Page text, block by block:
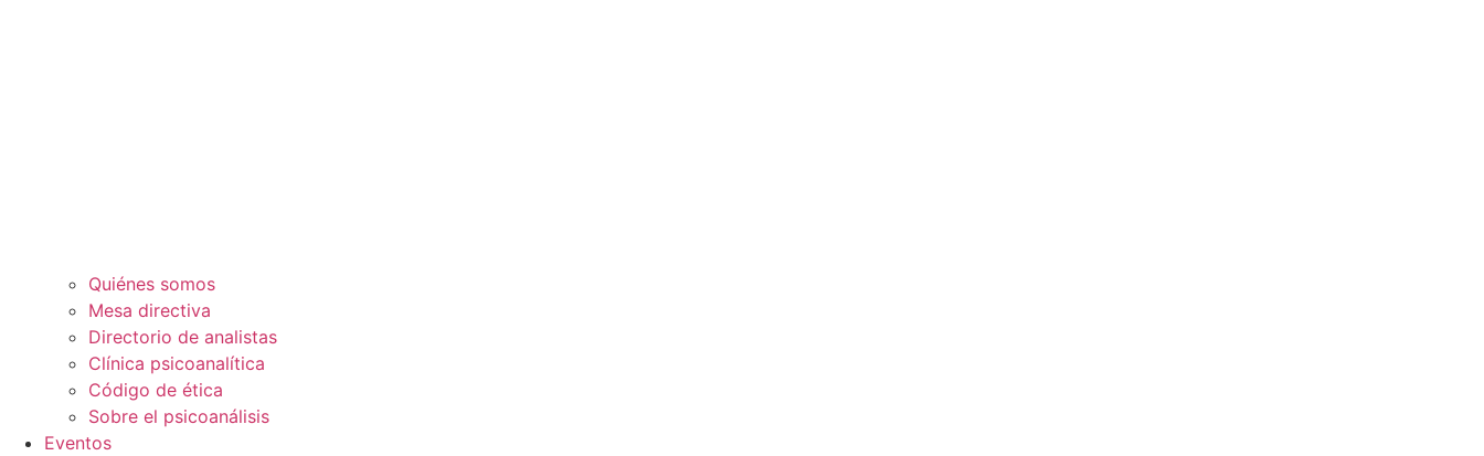
Quiénes somos
Mesa directiva
Directorio de analistas
Clínica psicoanalítica
Código de ética
Sobre el psicoanálisis
Eventos